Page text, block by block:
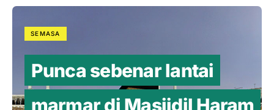
SEMASA
Punca sebenar lantai
marmar di Masjidil Haram